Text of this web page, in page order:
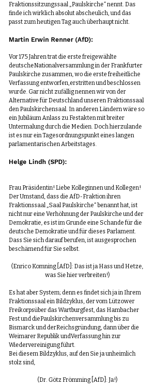
Fraktionssitzungssaal „Paulskirche“ nennt. Das
finde ich wirklich absolut abscheulich, und das
passt zum heutigen Tag auch überhaupt nicht.
Martin Erwin Renner (AfD):
Vor 175 Jahren trat die erste freigewählte
deutscheNationalversammlung in der Frankfurter
Paulskirche zusammen, wo die erste freiheitliche
Verfassung entworfen,erstritten und beschlossen
wurde. Gar nicht zufällig nennen wir von der
Alternative für Deutschland unseren Fraktionssaal
den Paulskirchensaal. In anderen Ländern wäre so
ein Jubiläum Anlass zu Festakten mit breiter
Untermalung durch die Medien. Doch hierzulande
ist es nur ein Tagesordnungspunkt eines langen
parlamentarischen Arbeitstages.
Helge Lindh (SPD):
Frau Präsidentin! Liebe Kolleginnen und Kollegen!
Der Umstand, dass die AfD-Fraktion ihren
Fraktionssaal „Saal Paulskirche“ benannt hat, ist
nicht nur eine Verhöhnung der Paulskirche und der
Demokratie, es ist im Grunde eine Schande für die
deutsche Demokratie und für dieses Parlament.
Dass Sie sich darauf berufen, ist ausgesprochen
beschämend für Sie selbst.
(Enrico Komning [AfD]: Das ist ja Hass und Hetze,
was Sie hier verbreiten!)
Es hat aber System; denn es findet sich ja in Ihrem
Fraktionssaal ein Bildzyklus, der vom Lützower
Freikorpsüber das Wartburgfest, das Hambacher
Fest und diePaulskirchenversammlung bis zu
Bismarck und derReichsgründung, dann über die
Weimarer Republik undVerfassung hin zur
Wiedervereinigung führt.
Bei diesem Bildzyklus, auf den Sie ja unheimlich
stolz sind,
(Dr. Götz Frömming [AfD]: Ja!)